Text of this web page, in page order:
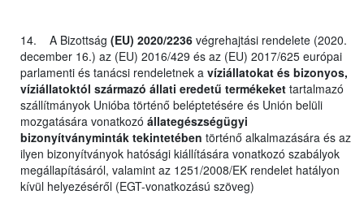
14. A Bizottság (EU) 2020/2236 végrehajtási rendelete (2020.
december 16.) az (EU) 2016/429 és az (EU) 2017/625 európai
parlamenti és tanácsi rendeletnek a víziállatokat és bizonyos,
víziállatoktól származó állati eredetű termékeket tartalmazó
szállítmányok Unióba történő beléptetésére és Unión belüli
mozgatására vonatkozó állategészségügyi
bizonyítványminták tekintetében történő alkalmazására és az
ilyen bizonyítványok hatósági kiállítására vonatkozó szabályok
megállapításáról, valamint az 1251/2008/EK rendelet hatályon
kívül helyezéséről (EGT-vonatkozású szöveg)